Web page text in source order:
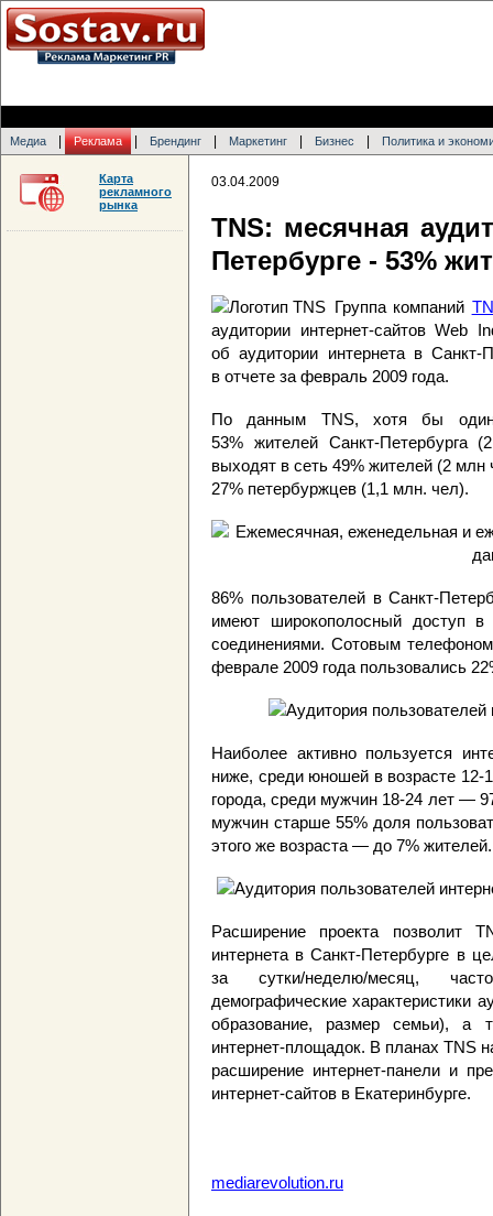
Медиа Реклама Брендинг Маркетинг Бизнес Политика и
03.04.2009
TNS: месячная
Петербурге - 53%
Группа компаний
аудитории интернет-сайтов Web
об аудитории интернета в
в отчете за февраль 2009 года.
По данным TNS, хотя бы один
53% жителей Санкт-Петербурга
выходят в сеть 49% жителей (2
27% петербуржцев (1,1 млн. чел).
86% пользователей в Санкт-
имеют широкополосный доступ
соединениями. Сотовым
феврале 2009 года пользовались
Наиболее активно пользуется
ниже, среди юношей в возрасте 12-
города, среди мужчин 18-24 лет —
мужчин старше 55% доля
этого же возраста — до 7% жителей.
Расширение проекта позволит
интернета в Санкт-Петербурге в
за сутки/неделю/месяц,
демографические характеристики
образование, размер семьи), а
интернет-площадок. В планах TNS
расширение интернет-панели и
интернет-сайтов в Екатеринбурге.
mediarevolution.ru
Карта
рекламного
рынка